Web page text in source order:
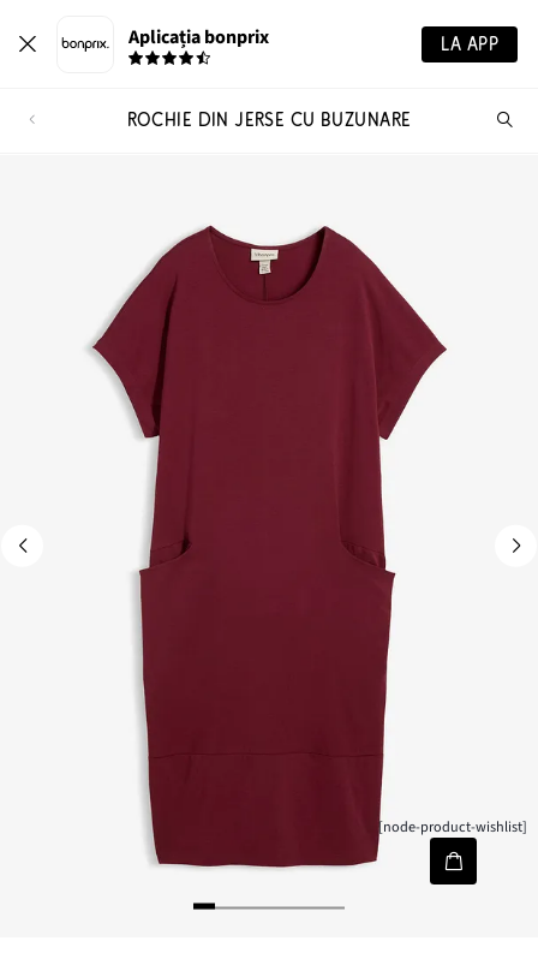
Aplicația bonprix LA APP
ROCHIE DIN JERSE CU BUZUNARE
[node-product-wishlist]